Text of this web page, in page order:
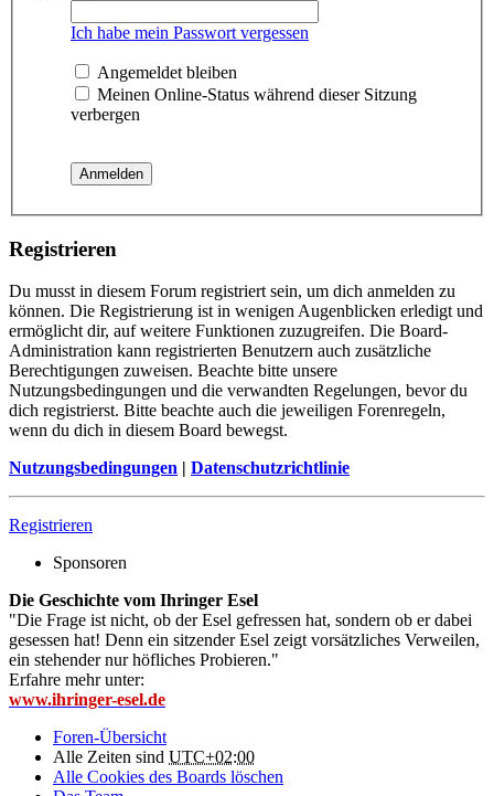
Ich habe mein Passwort vergessen
Angemeldet bleiben
Meinen Online-Status während dieser Sitzung
verbergen
Registrieren
Du musst in diesem Forum registriert sein, um dich anmelden zu
können. Die Registrierung ist in wenigen Augenblicken erledigt und
ermöglicht dir, auf weitere Funktionen zuzugreifen. Die Board-
Administration kann registrierten Benutzern auch zusätzliche
Berechtigungen zuweisen. Beachte bitte unsere
Nutzungsbedingungen und die verwandten Regelungen, bevor du
dich registrierst. Bitte beachte auch die jeweiligen Forenregeln,
wenn du dich in diesem Board bewegst.
Nutzungsbedingungen | Datenschutzrichtlinie
Registrieren
Sponsoren
Die Geschichte vom Ihringer Esel
"Die Frage ist nicht, ob der Esel gefressen hat, sondern ob er dabei
gesessen hat! Denn ein sitzender Esel zeigt vorsätzliches Verweilen,
ein stehender nur höfliches Probieren."
Erfahre mehr unter:
www.ihringer-esel.de
Foren-Übersicht
Alle Zeiten sind UTC+02:00
Alle Cookies des Boards löschen